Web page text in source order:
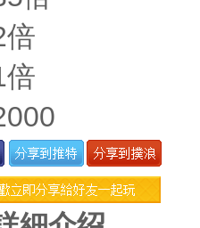
倍
倍